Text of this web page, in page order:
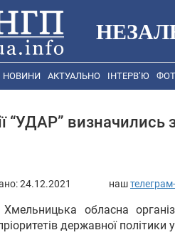
НОВИНИ АКТУАЛЬНО ІНТЕРВ’Ю
“УДАР”
24.12.2021 наш
Хмельницька обласна
державної політики